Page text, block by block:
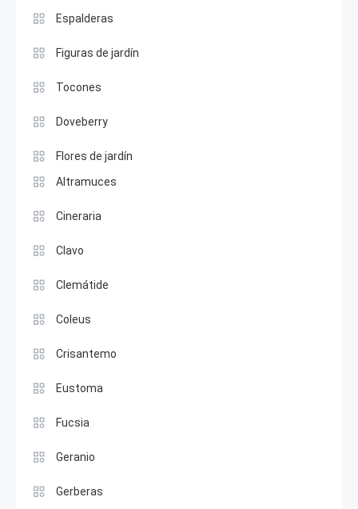
Espalderas
Figuras de jardín
Tocones
Doveberry
Flores de jardín
Altramuces
Cineraria
Clavo
Clemátide
Coleus
Crisantemo
Eustoma
Fucsia
Geranio
Gerberas